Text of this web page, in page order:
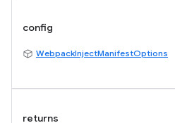
config
WebpackInjectManifestOptions
returns